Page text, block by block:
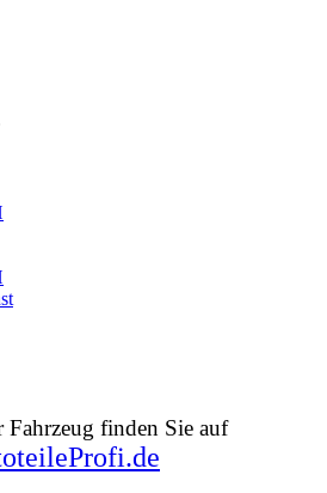
finden Sie auf